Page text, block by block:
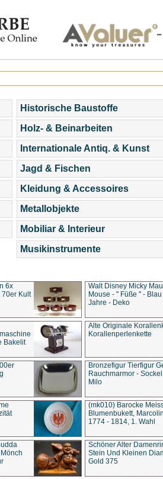
Historische Baustoffe
Holz- & Beinarbeiten
Internationale Antiq. & Kunst
Jagd & Fischen
Kleidung & Accessoires
Metallobjekte
Mobiliar & Interieur
Musikinstrumente
6x
70er Kult
Walt Disney Micky
Mouse - " Füße " -
Jahre - Deko
Bakelit
Alte Originale
Korallenperlenkette
Bronzefigur Tierfigur
Rauchmarmor -
Milo
(mk010) Barocke
Blumenbukett,
1774 - 1814, 1. Wahl
Schöner Alter
Stein Und Kleinen
Gold 375